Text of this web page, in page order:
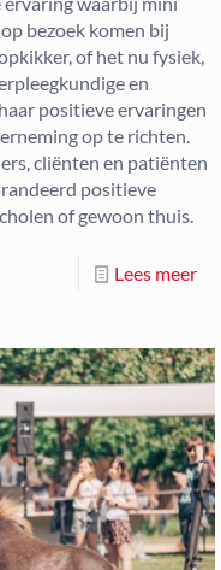
bezoek komen bij
of het nu fysiek,
en
positieve ervaringen
op te richten.
cliënten en patiënten
positieve
of gewoon thuis.
Lees meer